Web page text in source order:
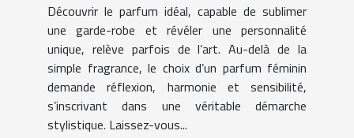
Découvrir le parfum idéal, capable de sublimer
une garde-robe et révéler une personnalité
unique, relève parfois de l’art. Au-delà de la
simple fragrance, le choix d’un parfum féminin
demande réflexion, harmonie et sensibilité,
s’inscrivant dans une véritable démarche
stylistique. Laissez-vous...